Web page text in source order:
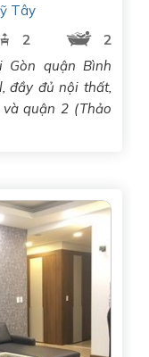
Tây
2
2
Gòn quận Bình
đầy đủ nội thất,
quận 2 (Thảo